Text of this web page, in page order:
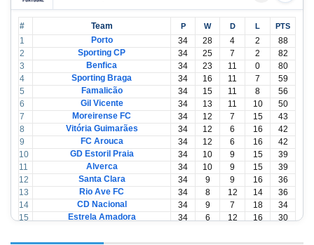
# Team P W D L PTS
1 Porto 34 28 4 2
88
2
Sporting CP 34 25 7 2
82
3
Benfica 34 23 11 0
80
4
Sporting Braga 34 16 11 7
59
5
Famalicão 34 15 11 8
56
6
Gil Vicente 34 13 11 10
50
7
Moreirense FC 34 12 7 15
43
8
Vitória Guimarães 34 12 6 16
42
9
FC Arouca 34 12 6 16
42
10
GD Estoril Praia 34 10 9 15
39
11
Alverca 34 10 9 15
39
12
Santa Clara 34 9 9 16
36
13
Rio Ave FC 34 8 12 14
36
14
CD Nacional 34 9 7 18
34
15
Estrela Amadora 34 6 12 16
30
CD Tondela